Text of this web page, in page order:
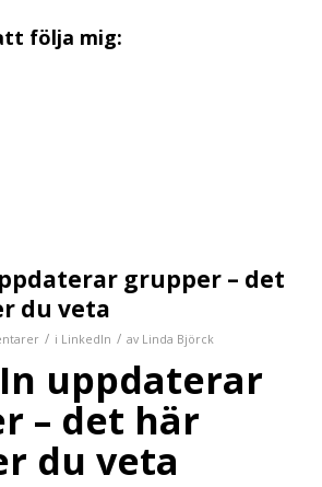
följa mig:
grupper – det
du veta
/ i LinkedIn / av Linda Björck
uppdaterar
– det här
du veta